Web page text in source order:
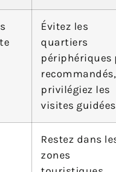
Évitez les
quartiers
périphériques
recommandés,
privilégiez les
visites guidées
Restez dans
zones